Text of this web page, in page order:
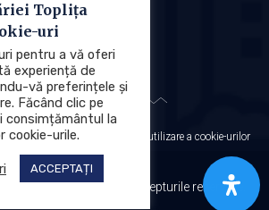
personal (GDPR) Politica de utilizare a cookie-urilor
Toplița © 2025. Toate drepturile rezervate.
Toplița
uri
pentru a vă oferi
experiență de
vă preferințele și
Făcând clic pe
consimțământul la
cookie-urile.
ACCEPTAȚI